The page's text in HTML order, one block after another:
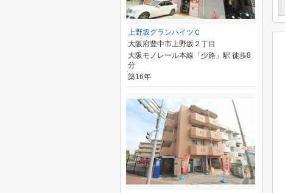
上野坂グランハイツＣ
大阪府豊中市上野坂２丁目
大阪モノレール本線「少路」駅 徒歩8
分
築16年